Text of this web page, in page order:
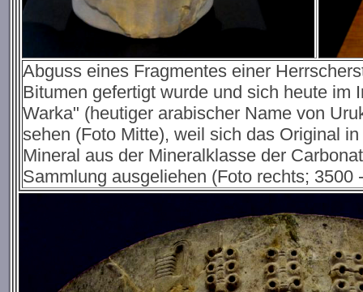
Abguss eines Fragmentes einer
Bitumen gefertigt wurde und sich heute im
Warka" (heutiger arabischer Name von
sehen (Foto Mitte), weil sich das Original
Mineral aus der Mineralklasse der
Sammlung ausgeliehen (Foto rechts; 3500